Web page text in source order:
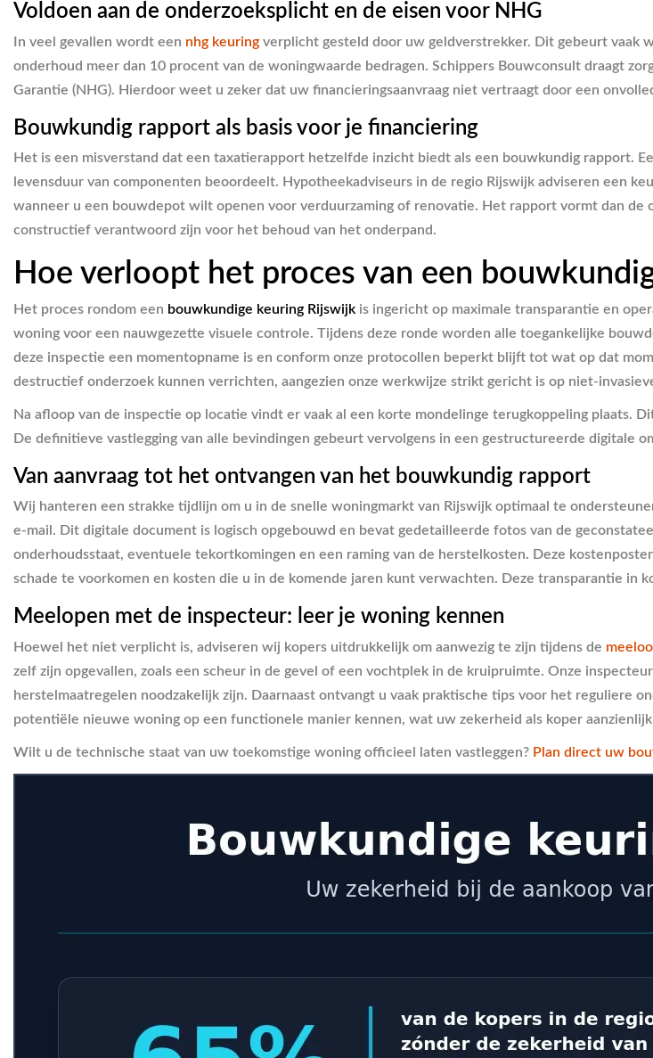
Voldoen aan de onderzoeksplicht en de eisen voor NHG
In veel gevallen wordt een nhg keuring verplicht gesteld door uw geldverstrekker. Dit gebeurt vaak
onderhoud meer dan 10 procent van de woningwaarde bedragen. Schippers Bouwconsult draagt
Garantie (NHG). Hierdoor weet u zeker dat uw financieringsaanvraag niet vertraagt door een
Bouwkundig rapport als basis voor je financiering
Het is een misverstand dat een taxatierapport hetzelfde inzicht biedt als een bouwkundig rapport.
levensduur van componenten beoordeelt. Hypotheekadviseurs in de regio Rijswijk adviseren een
wanneer u een bouwdepot wilt openen voor verduurzaming of renovatie. Het rapport vormt dan de
constructief verantwoord zijn voor het behoud van het onderpand.
Hoe verloopt het proces van een
Het proces rondom een bouwkundige keuring Rijswijk is ingericht op maximale transparantie en
woning voor een nauwgezette visuele controle. Tijdens deze ronde worden alle toegankelijke
deze inspectie een momentopname is en conform onze protocollen beperkt blijft tot wat op dat
destructief onderzoek kunnen verrichten, aangezien onze werkwijze strikt gericht is op niet-
Na afloop van de inspectie op locatie vindt er vaak al een korte mondelinge terugkoppeling plaats.
De definitieve vastlegging van alle bevindingen gebeurt vervolgens in een gestructureerde digitale
Van aanvraag tot het ontvangen van het bouwkundig rapport
Wij hanteren een strakke tijdlijn om u in de snelle woningmarkt van Rijswijk optimaal te
e-mail. Dit digitale document is logisch opgebouwd en bevat gedetailleerde fotos van de
onderhoudsstaat, eventuele tekortkomingen en een raming van de herstelkosten. Deze
schade te voorkomen en kosten die u in de komende jaren kunt verwachten. Deze transparantie in
Meelopen met de inspecteur: leer je woning kennen
Hoewel het niet verplicht is, adviseren wij kopers uitdrukkelijk om aanwezig te zijn tijdens de
zelf zijn opgevallen, zoals een scheur in de gevel of een vochtplek in de kruipruimte. Onze
herstelmaatregelen noodzakelijk zijn. Daarnaast ontvangt u vaak praktische tips voor het reguliere
potentiële nieuwe woning op een functionele manier kennen, wat uw zekerheid als koper
Wilt u de technische staat van uw toekomstige woning officieel laten vastleggen? Plan direct uw